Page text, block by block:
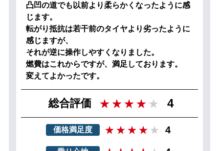
凸凹の道でも以前より柔らかくなったように感
じます。
転がり抵抗は若干前のタイヤより劣ったように
感じますが、
それが逆に操作しやすくなりました。
燃費はこれからですが、満足しております。
変えてよかったです。
総合評価 4
価格満足度 4